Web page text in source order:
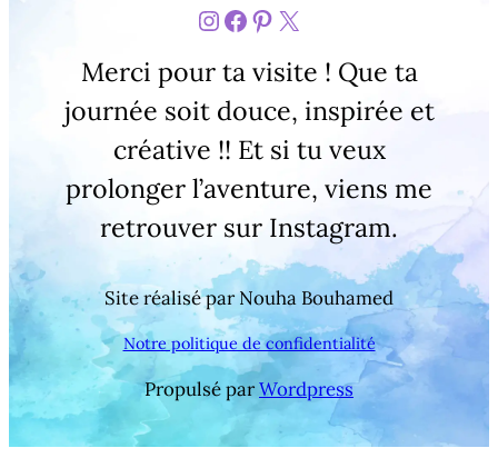
https://
Facebook
Pinterest
X
Merci pour ta visite ! Que ta
journée soit douce, inspirée et
créative !! Et si tu veux
prolonger l’aventure, viens me
retrouver sur Instagram.
Site réalisé par Nouha Bouhamed
Notre politique de confidentialité
Propulsé parWordpress